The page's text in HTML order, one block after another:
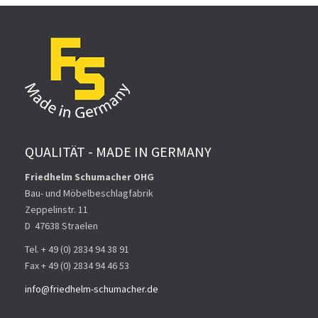
QUALITÄT - MADE IN GERMANY
Friedhelm Schumacher OHG
Bau- und Möbelbeschlagfabrik
Zeppelinstr. 11
D ­ 47638 Straelen
Tel. + 49 (0) 2834 94 38 91
Fax + 49 (0) 2834 94 46 53
info@friedhelm-schumacher.de